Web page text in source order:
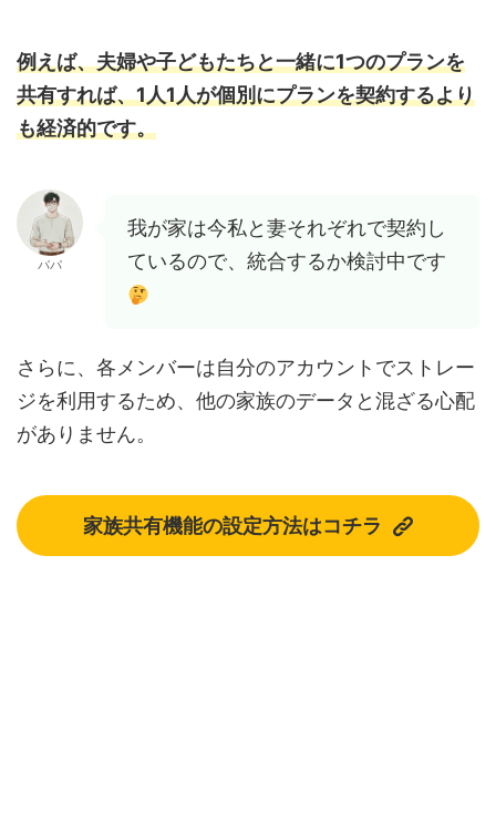
例えば、夫婦や子どもたちと一緒に1つのプランを
共有すれば、1人1人が個別にプランを契約するより
も経済的です。
パパ
我が家は今私と妻それぞれで契約し
ているので、統合するか検討中です
さらに、各メンバーは自分のアカウントでストレー
ジを利用するため、他の家族のデータと混ざる心配
がありません。
家族共有機能の設定方法はコチラ